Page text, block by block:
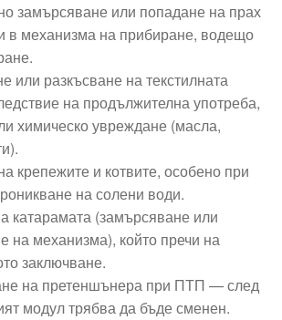
замърсяване или попадане на прах
в механизма на прибиране, водещо
или разкъсване на текстилната
на продължителна употреба,
химическо увреждане (масла,
крепежите и котвите, особено при
на солени води.
катарамата (замърсяване или
на механизма), който пречи на
заключване.
на претеншънера при ПТП — след
модул трябва да бъде сменен.